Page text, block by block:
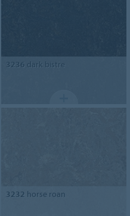
3236 dark bistre
3232 horse roan